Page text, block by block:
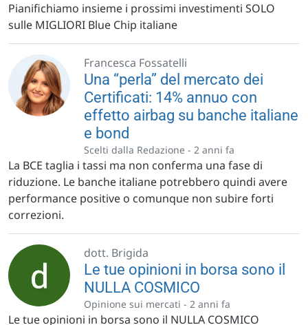
Pianifichiamo insieme i prossimi investimenti SOLO
sulle MIGLIORI Blue Chip italiane
Francesca Fossatelli
Una “perla” del mercato dei
Certificati: 14% annuo con
effetto airbag su banche italiane
e bond
Scelti dalla Redazione - 2 anni fa
La BCE taglia i tassi ma non conferma una fase di
riduzione. Le banche italiane potrebbero quindi avere
performance positive o comunque non subire forti
correzioni.
dott. Brigida
Le tue opinioni in borsa sono il
NULLA COSMICO
Opinione sui mercati - 2 anni fa
Le tue opinioni in borsa sono il NULLA COSMICO